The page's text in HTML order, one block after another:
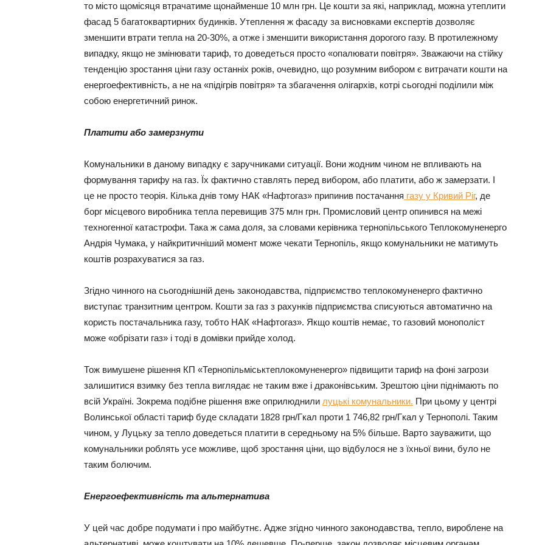
то місто щомісяця втрачатиме щонайменше 10 млн грн. Це кошти за які, наприклад, можна утеплити
фасад 5 багатоквартирних будинків. Утеплення ж фасаду за висновками експертів дозволяє
зменшити втрати тепла на 20-30%, а отже і зменшити використання дорогого газу. В протилежному
випадку, якщо не змінювати тариф, то доведеться просто «опалювати повітря». Зважаючи на стійку
тенденцію зростання ціни газу останніх років, очевидно, що розумним вибором є витрачати кошти на
енергоефективність, а не на «підігрів повітря» та збагачення олігархів, котрі сьогодні поділили між
собою енергетичний ринок.
Платити або замерзнути
Комунальники в даному випадку є заручниками ситуації. Вони жодним чином не впливають на
формування тарифу на газ. Їх фактично ставлять перед вибором, або платити, або ж замерзати. І
це не просто теорія. Кілька днів тому НАК «Нафтогаз» припинив постачання газу у Кривий Ріг, де
борг місцевого виробника тепла перевищив 375 млн грн. Промисловий центр опинився на межі
техногенної катастрофи. Така ж сама доля, за словами керівника тернопільського Теплокомуненерго
Андрія Чумака, у найкритичніший момент може чекати Тернопіль, якщо комунальники не матимуть
коштів розрахуватися за газ.
Згідно чинного на сьогоднішній день законодавства, підприємство теплокомуненерго фактично
виступає транзитним центром. Кошти за газ з рахунків підприємства списуються автоматично на
користь постачальника газу, тобто НАК «Нафтогаз». Якщо коштів немає, то газовий монополіст
може «обрізати газ» і тоді в домівки прийде холод.
Тож вимушене рішення КП «Тернопільміськтеплокомуненерго» підвищити тариф на фоні загрози
залишитися взимку без тепла виглядає не таким вже і драконівським. Зрештою ціни піднімають по
всій Україні. Зокрема подібне рішення вже оприлюднили луцькі комунальники. При цьому у центрі
Волинської області тариф буде складати 1828 грн/Гкал проти 1 746,82 грн/Гкал у Тернополі. Таким
чином, у Луцьку за тепло доведеться платити в середньому на 5% більше. Варто зауважити, що
комунальники роблять усе можливе, щоб зростання ціни, що відбулося не з їхньої вини, було не
таким болючим.
Енергоефективність та альтернатива
У цей час добре подумати і про майбутнє. Адже згідно чинного законодавства, тепло, вироблене на